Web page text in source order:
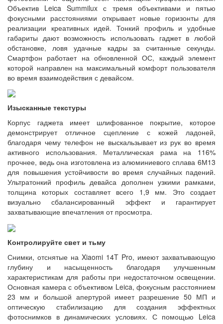
Объектив Leica Summilux с тремя объективами и пятью
фокусными расстояниями открывает новые горизонты для
реализации креативных идей. Тонкий профиль и удобные
габариты дают возможность использовать гаджет в любой
обстановке, ловя удачные кадры за считанные секунды.
Смартфон работает на обновленной ОС, каждый элемент
которой направлен на максимальный комфорт пользователя
во время взаимодействия с девайсом.
Изысканные текстуры
Корпус гаджета имеет шлифованное покрытие, которое
демонстрирует отличное сцепление с кожей ладоней,
благодаря чему телефон не выскальзывает из рук во время
активного использования. Металлическая рама на 116%
прочнее, ведь она изготовлена из алюминиевого сплава 6М13
для повышения устойчивости во время случайных падений.
Ультратонкий профиль девайса дополнен узкими рамками,
толщина которых составляет всего 1,9 мм. Это создает
визуально сбалансированный эффект и гарантирует
захватывающие впечатления от просмотра.
Контролируйте свет и тьму
Снимки, отснятые на Xiaomi 14T Pro, имеют захватывающую
глубину и насыщенность благодаря улучшенным
характеристикам для работы при недостаточном освещении.
Основная камера с объективом Leica, фокусным расстоянием
23 мм и большой апертурой имеет разрешение 50 МП и
оптическую стабилизацию для создания эффектных
фотоснимков в динамических условиях. С помощью Leica